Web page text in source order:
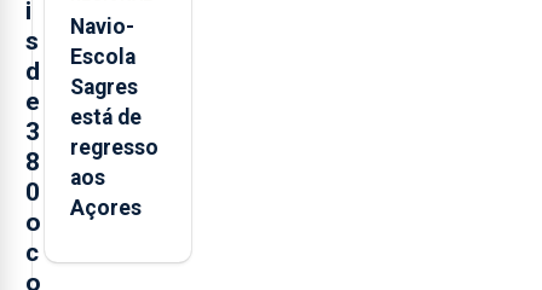
i
s
d
e
3
8
0
o
c
o
Navio-
Escola
Sagres
está de
regresso
aos
Açores